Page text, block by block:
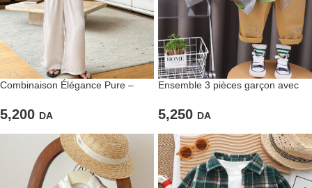
Combinaison Élégance Pure –
seule pièce
5,200 DA
Ensemble 3 pièces garçon avec
5,250 DA